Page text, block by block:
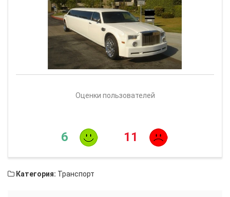
Оценки пользователей
6 11
Категория: Транспорт